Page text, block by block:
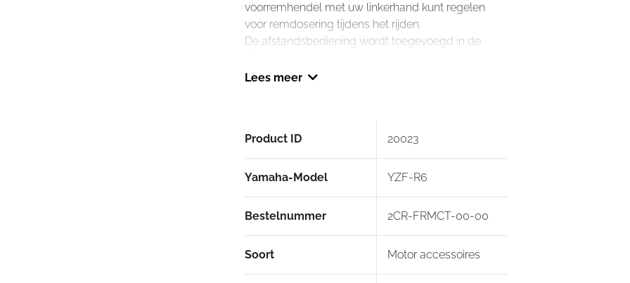
voorremhendel met uw linkerhand kunt regelen
voor remdosering tijdens het rijden.
De afstandsbediening wordt toegevoegd in de
Voldoet aan nationale en internationale technische
Lees meer
Product ID 20023
Yamaha-Model YZF-R6
Bestelnummer 2CR-FRMCT-00-00
Soort Motor accessoires